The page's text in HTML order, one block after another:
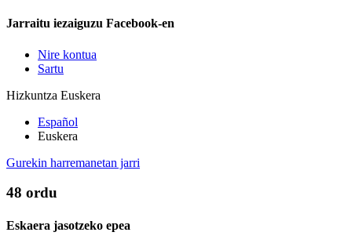
Jarraitu iezaiguzu Facebook-en
Nire kontua
Sartu
Hizkuntza Euskera
Español
Euskera
Gurekin harremanetan jarri
48 ordu
Eskaera jasotzeko epea